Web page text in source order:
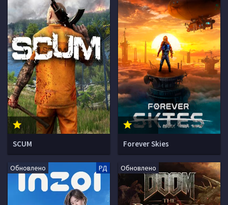
SCUM Forever Skies
Обновлено РД Обновлено